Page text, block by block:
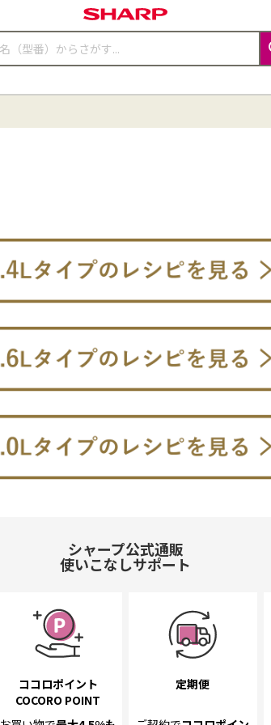
シャープ公式通販
使いこなしサポート
ココロポイント
COCORO POINT
定期便